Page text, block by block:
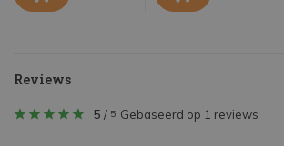
Reviews
5 / 5 Gebaseerd op 1 reviews